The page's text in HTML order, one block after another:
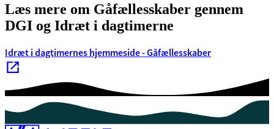
Læs mere om Gåfællesskaber gennem
DGI og Idræt i dagtimerne
Idræt i dagtimernes hjemmeside - Gåfællesskaber